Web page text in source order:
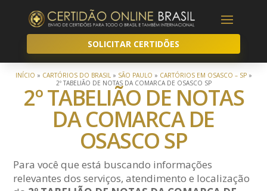
SOLICITAR CERTIDÕES
INÍCIO » CARTÓRIOS DO BRASIL» SÃO PAULO » CARTÓRIOS EM OSASCO – SP»
2º TABELIÃO DE NOTAS DA COMARCA DE OSASCO SP
2º TABELIÃO DE NOTAS
DA COMARCA DE
OSASCO SP
Para você que está buscando informações
relevantes dos serviços, atendimento e localização